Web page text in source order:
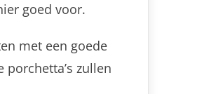
goed voor.
met een goede
porchetta’s zullen